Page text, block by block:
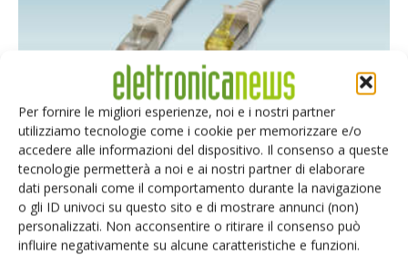
Per fornire le migliori esperienze, noi e i nostri partner
utilizziamo tecnologie come i cookie per memorizzare e/o
accedere alle informazioni del dispositivo. Il consenso a queste
tecnologie permetterà a noi e ai nostri partner di elaborare
dati personali come il comportamento durante la navigazione
o gli ID univoci su questo sito e di mostrare annunci (non)
personalizzati. Non acconsentire o ritirare il consenso può
influire negativamente su alcune caratteristiche e funzioni.
Cavi patch RJ45 per applicazioni building da Phoenix Contact
Massimiliano Luce - 22 Novembre 2021